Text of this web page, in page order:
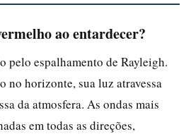
ao entardecer?
pelo espalhamento de Rayleigh.
no horizonte, sua luz atravessa
da atmosfera. As ondas mais
em todas as direções,